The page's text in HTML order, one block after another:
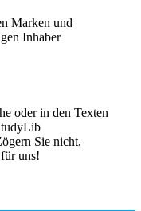
Marken und
Inhaber
oder in den Texten
Sie nicht,
uns!